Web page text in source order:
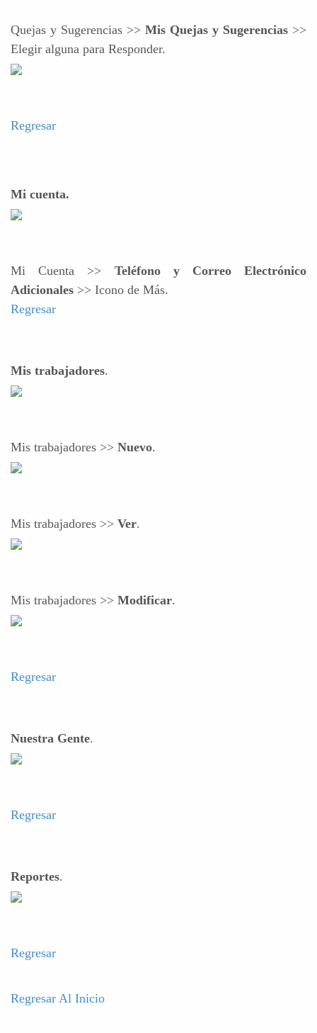
Quejas y Sugerencias >> Mis Quejas y Sugerencias >>
Elegir alguna para Responder.
Regresar
Mi cuenta.
Mi Cuenta >> Teléfono y Correo Electrónico
Adicionales >> Icono de Más.
Regresar
Mis trabajadores.
Mis trabajadores >> Nuevo.
Mis trabajadores >> Ver.
Mis trabajadores >> Modificar.
Regresar
Nuestra Gente.
Regresar
Reportes.
Regresar
Regresar Al Inicio